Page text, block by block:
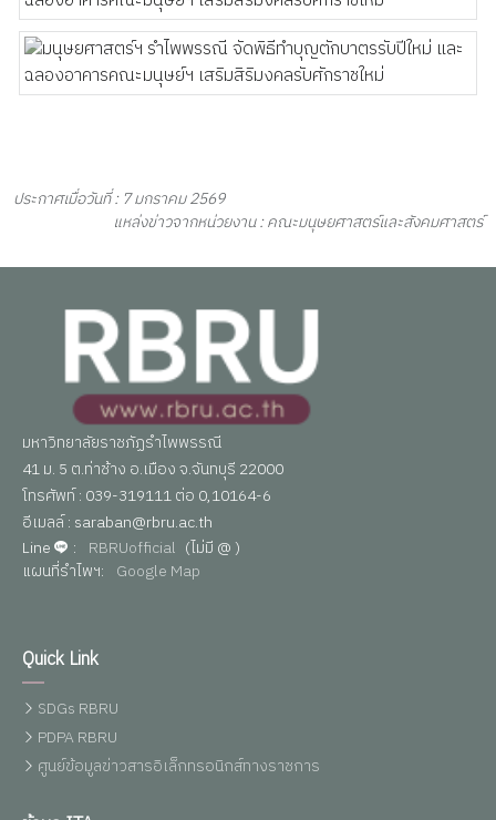
ประกาศเมื่อวันที่ : 7 มกราคม 2569
แหล่งข่าวจากหน่วยงาน : คณะมนุษยศาสตร์และสังคมศาสตร์
มหาวิทยาลัยราชภัฏรำไพพรรณี
41 ม. 5 ต.ท่าช้าง อ.เมือง จ.จันทบุรี 22000
โทรศัพท์ : 039-319111 ต่อ 0,10164-6
อีเมลล์ : saraban@rbru.ac.th
Line
: RBRUofficial (ไม่มี @ )
แผนที่รำไพฯ: Google Map
Quick Link
SDGs RBRU
PDPA RBRU
ศูนย์ข้อมูลข่าวสารอิเล็กทรอนิกส์ทางราชการ